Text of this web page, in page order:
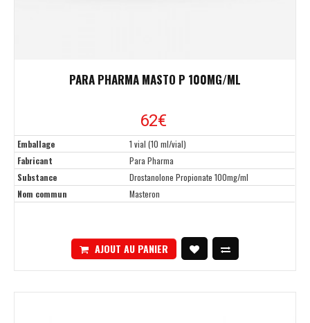
PARA PHARMA MASTO P 100MG/ML
62€
Emballage
1 vial (10 ml/vial)
Fabricant
Para Pharma
Substance
Drostanolone Propionate 100mg/ml
Nom commun
Masteron
AJOUT AU PANIER